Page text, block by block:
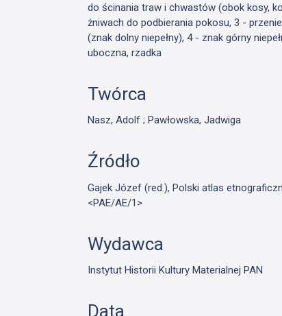
do ścinania traw i chwastów (obok kosy,
żniwach do podbierania pokosu, 3 -
(znak dolny niepełny), 4 - znak górny
uboczna, rzadka
Twórca
Nasz, Adolf ; Pawłowska, Jadwiga
Źródło
Gajek Józef (red.), Polski atlas
<PAE/AE/1>
Wydawca
Instytut Historii Kultury Materialnej PAN
Data